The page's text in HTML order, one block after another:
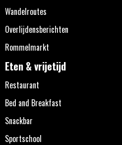
Wandelroutes
Overlijdensberichten
Rommelmarkt
Eten & vrijetijd
Restaurant
Bed and Breakfast
Snackbar
Sportschool